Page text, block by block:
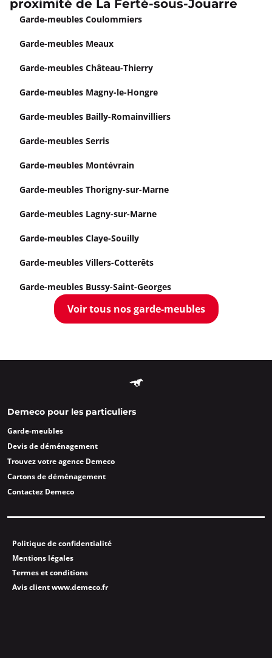
proximité de La Ferté-sous-Jouarre
Garde-meubles Coulommiers
Garde-meubles Meaux
Garde-meubles Château-Thierry
Garde-meubles Magny-le-Hongre
Garde-meubles Bailly-Romainvilliers
Garde-meubles Serris
Garde-meubles Montévrain
Garde-meubles Thorigny-sur-Marne
Garde-meubles Lagny-sur-Marne
Garde-meubles Claye-Souilly
Garde-meubles Villers-Cotterêts
Garde-meubles Bussy-Saint-Georges
Voir tous nos garde-meubles
Demeco pour les particuliers
Garde-meubles
Devis de déménagement
Trouvez votre agence Demeco
Cartons de déménagement
Contactez Demeco
Politique de confidentialité
Mentions légales
Termes et conditions
Avis client www.demeco.fr